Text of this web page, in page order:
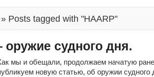
» Posts tagged with "HAARP"
судного дня.
мы и обещали, продолжаем начатую
новую статью, об оружии